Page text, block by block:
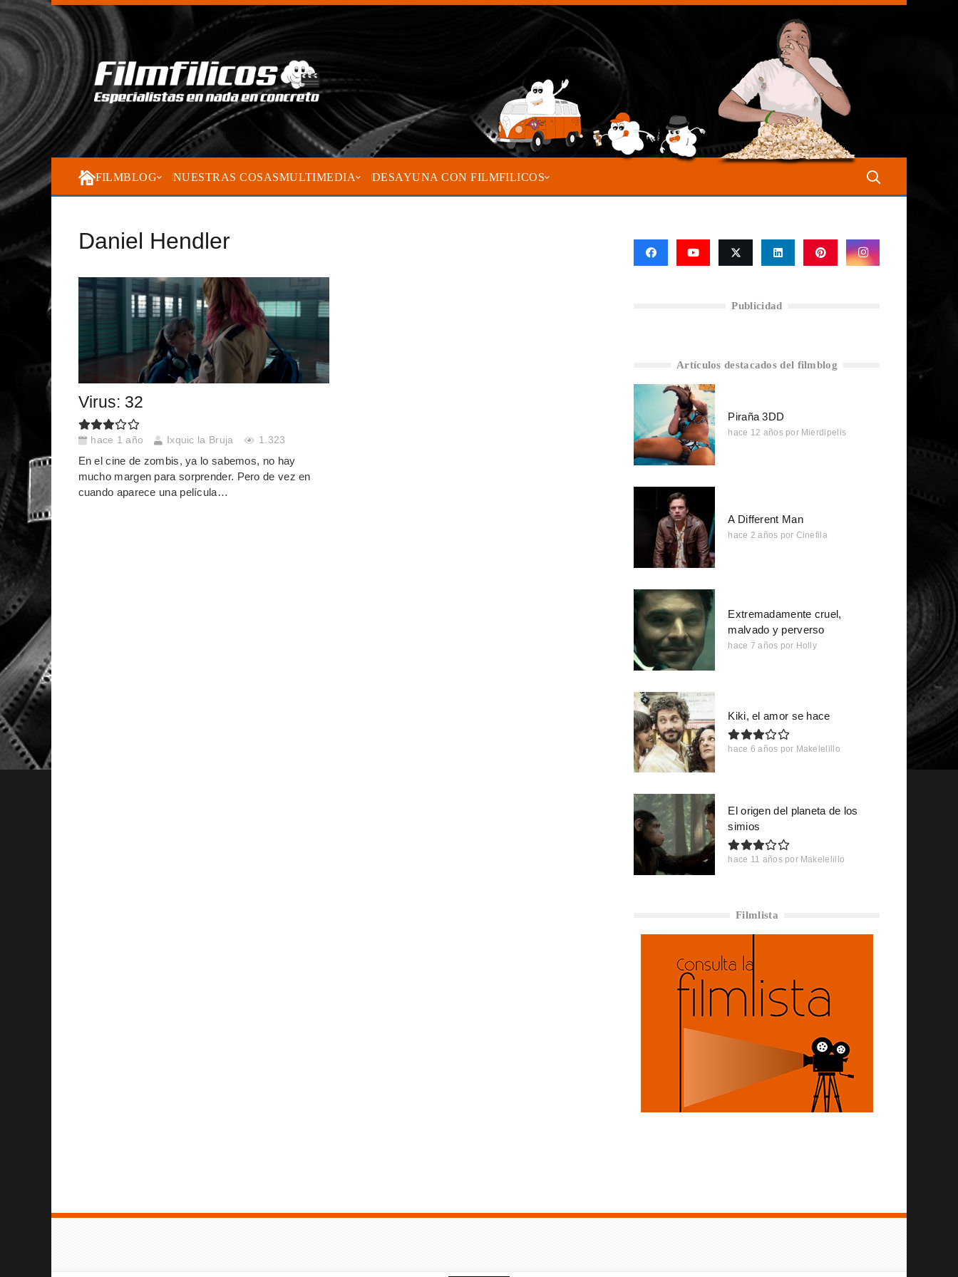
FILMBLOG NUESTRAS COSASMULTIMEDIA DESAYUNA CON FILMFILICOS
Daniel Hendler
Virus: 32
hace 1 año Ixquic la Bruja 1.323
En el cine de zombis, ya lo sabemos, no hay
mucho margen para sorprender. Pero de vez en
cuando aparece una película…
Publicidad
Artículos destacados del filmblog
Piraña 3DD
hace 12 años por Mierdipelis
A Different Man
hace 2 años por Cinefila
Extremadamente cruel,
malvado y perverso
hace 7 años por Holly
Kiki, el amor se hace
hace 6 años por Makelelillo
El origen del planeta de los
simios
hace 11 años por Makelelillo
Filmlista